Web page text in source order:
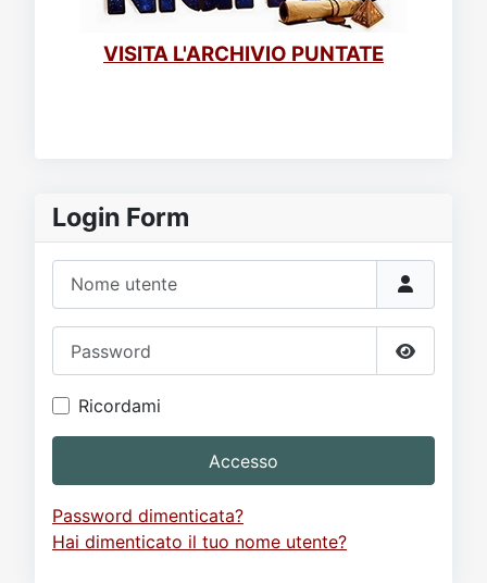
Login Form
Mostra
Ricordami
Accesso
Password dimenticata?
Hai dimenticato il tuo nome utente?
VISITA L'ARCHIVIO PUNTATE